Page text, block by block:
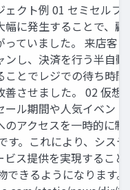
ェクト例 01 セミセルフ
幅に発生することで、
っていました。 来店客
ンし、決済を行う半自
ことでレジでの待ち時
善させました。 02 仮想
ール期間や人気イベン
のアクセスを一時的に
す。これにより、シス
ビス提供を実現すること
できるようになります